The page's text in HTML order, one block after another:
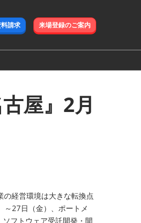
請求 来場登録のご案内
屋』2月
経営環境は大きな転換点
～27日（金）、ポートメ
フトウェア受託開発・開